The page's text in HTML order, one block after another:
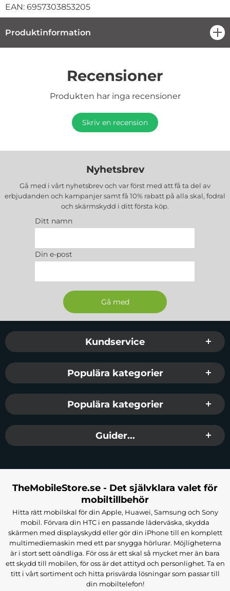
EAN: 6957303853205
Produktinformation
Recensioner
Produkten har inga recensioner
Skriv en recension
Nyhetsbrev
Gå med i vårt nyhetsbrev och var först med att få ta del av
erbjudanden och kampanjer samt få 10% rabatt på alla skal, fodral
och skärmskydd i ditt första köp.
Ditt namn
Din e-post
Sidfot Blandad info och länkar
Kundservice
Populära kategorier
Populära kategorier
Guider...
TheMobileStore.se - Det självklara valet för
mobiltillbehör
Hitta rätt mobilskal för din Apple, Huawei, Samsung och Sony
mobil. Förvara din HTC i en passande läderväska, skydda
skärmen med displayskydd eller gör din iPhone till en komplett
multimediemaskin med ett par snygga hörlurar. Möjligheterna
är i stort sett oändliga. För oss är ett skal så mycket mer än bara
ett skydd till mobilen, för oss är det attityd och personlighet. Ta en
titt i vårt sortiment och hitta prisvärda lösningar som passar till
din mobiltelefon!